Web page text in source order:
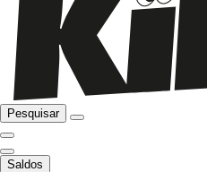
Pesquisar
Saldos